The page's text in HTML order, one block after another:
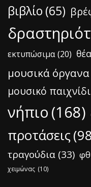
βιβλίο (65)
εκτυπώσιμα (20)
μουσικά όργανα
μουσικό παιχνίδι
νήπιο (168)
προτάσεις
τραγούδια (33)
χειμώνας (10)